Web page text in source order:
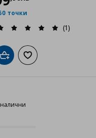
точки
(1)
Добави в кошницата
Добави към
налични
53 продукта налични